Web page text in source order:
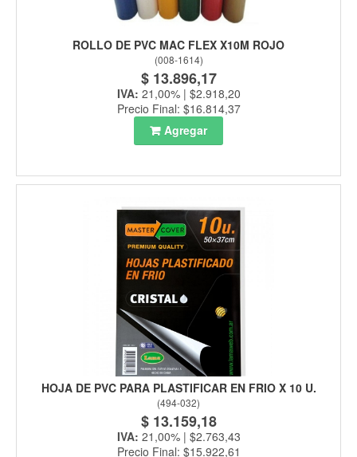
ROLLO DE PVC MAC FLEX X10M ROJO
(008-1614)
$ 13.896,17
IVA: 21,00% | $2.918,20
Precio Final: $16.814,37
Agregar
HOJA DE PVC PARA PLASTIFICAR EN FRIO X 10 U.
(494-032)
$ 13.159,18
IVA: 21,00% | $2.763,43
Precio Final: $15.922,61